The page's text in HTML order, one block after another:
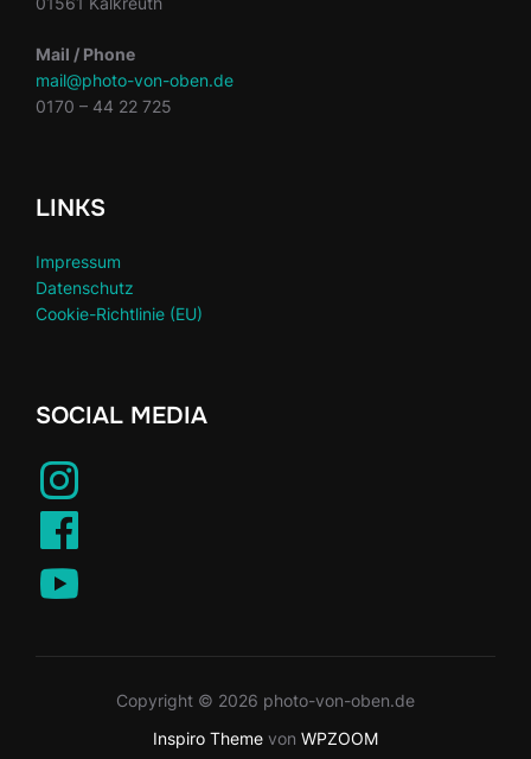
Mail / Phone
mail@photo-von-oben.de
0170 – 44 22 725
LINKS
Impressum
Datenschutz
Cookie-Richtlinie (EU)
SOCIAL MEDIA
Copyright © 2026 photo-von-oben.de
Inspiro Theme von WPZOOM